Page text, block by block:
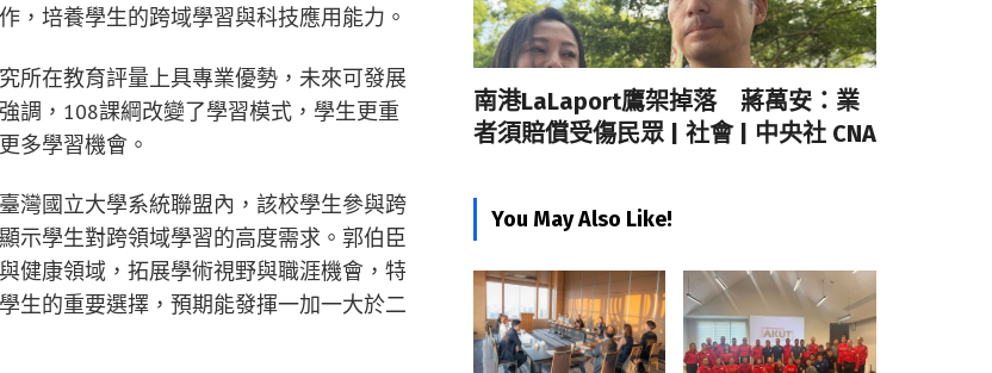
，培養學生的跨域學習與科技應用能力。
所在教育評量上具專業優勢，未來可發展
調，108課綱改變了學習模式，學生更重
多學習機會。
灣國立大學系統聯盟內，該校學生參與跨
示學生對跨領域學習的高度需求。郭伯臣
健康領域，拓展學術視野與職涯機會，特
生的重要選擇，預期能發揮一加一大於二
南港LaLaport鷹架掉落 蔣萬安：業
者須賠償受傷民眾 | 社會 | 中央社 CNA
You May Also Like!